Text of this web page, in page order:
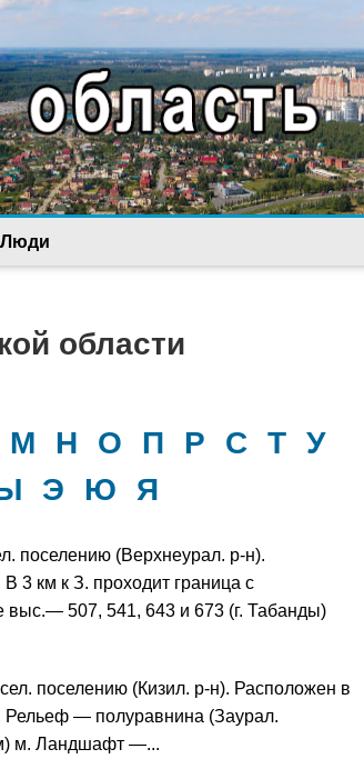
Люди
области
М Н О П Р С Т У
Э Ю Я
поселению (Верхнеурал. р-н).
3 км к З. проходит граница с
выс.— 507, 541, 643 и 673 (г. Табанды)
поселению (Кизил. р-н). Расположен в
Рельеф — полуравнина (Заурал.
м. Ландшафт —...